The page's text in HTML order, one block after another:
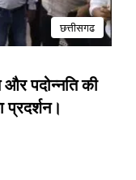
छत्तीसगढ
और पदोन्नति की
प्रदर्शन।